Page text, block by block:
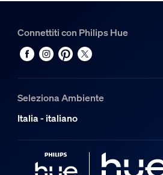
Connettiti con Philips Hue
Seleziona Ambiente
Italia - italiano